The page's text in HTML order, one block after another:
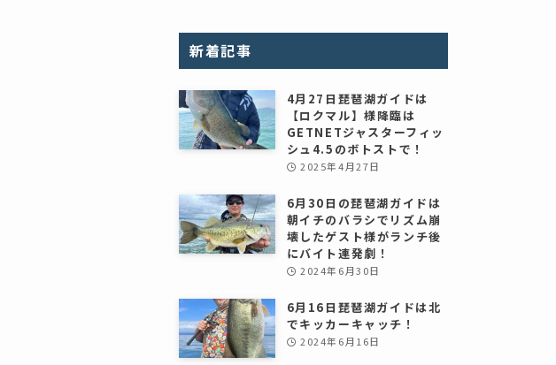
新着記事
4月27日琵琶湖ガイドは
【ロクマル】様降臨は
GETNETジャスターフィッ
シュ4.5のボトストで！
2025年4月27日
6月30日の琵琶湖ガイドは
朝イチのバラシでリズム崩
壊したゲスト様がランチ後
にバイト連発劇！
2024年6月30日
6月16日琵琶湖ガイドは北
でキッカーキャッチ！
2024年6月16日